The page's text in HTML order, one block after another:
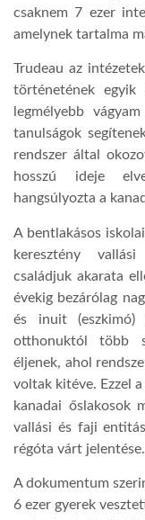
GLOBOZSARU
DOBRAVERO.HU
LATIMO.HU
GLOBOBOOK
csaknem 7 ezer
amelynek tartalma
Trudeau az
történetének egyik
legmélyebb
tanulságok
rendszer által
hosszú ideje
hangsúlyozta a
A bentlakásos
keresztény
családjuk akarata
évekig bezárólag
és inuit (eszkimó)
otthonuktól több
éljenek, ahol
voltak kitéve. Ezzel
kanadai őslakosok
vallási és faji
régóta várt jelentése.
A dokumentum
6 ezer gyerek